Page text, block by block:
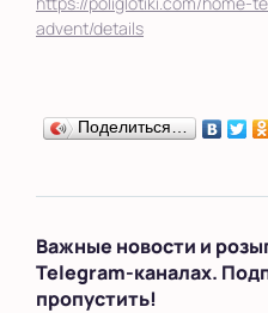
Челябинск
Чита
Школы
advent/details
Поделиться…
Важные новости и
Telegram-каналах.
пропустить!